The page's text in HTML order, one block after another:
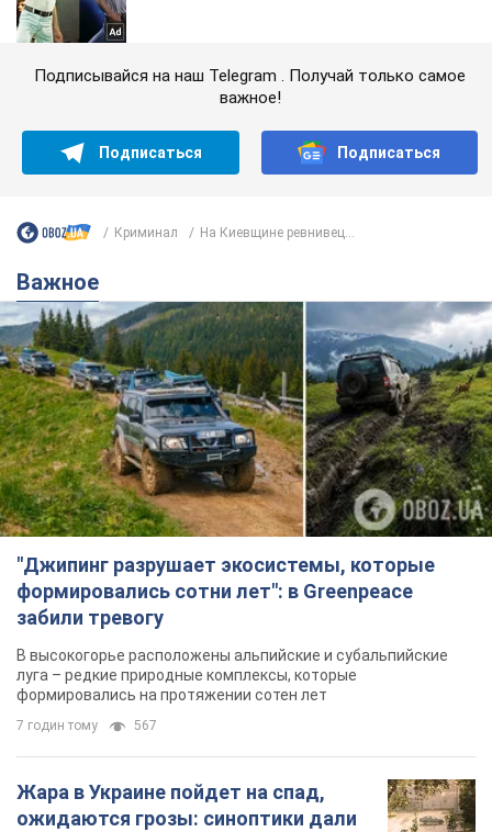
Подписывайся на наш Telegram . Получай только самое
важное!
Подписаться Подписаться
Криминал На Киевщине ревнивец...
Важное
"Джипинг разрушает экосистемы, которые
формировались сотни лет": в Greenpeace
забили тревогу
В высокогорье расположены альпийские и субальпийские
луга – редкие природные комплексы, которые
формировались на протяжении сотен лет
7 годин тому 567
Жара в Украине пойдет на спад,
ожидаются грозы: синоптики дали